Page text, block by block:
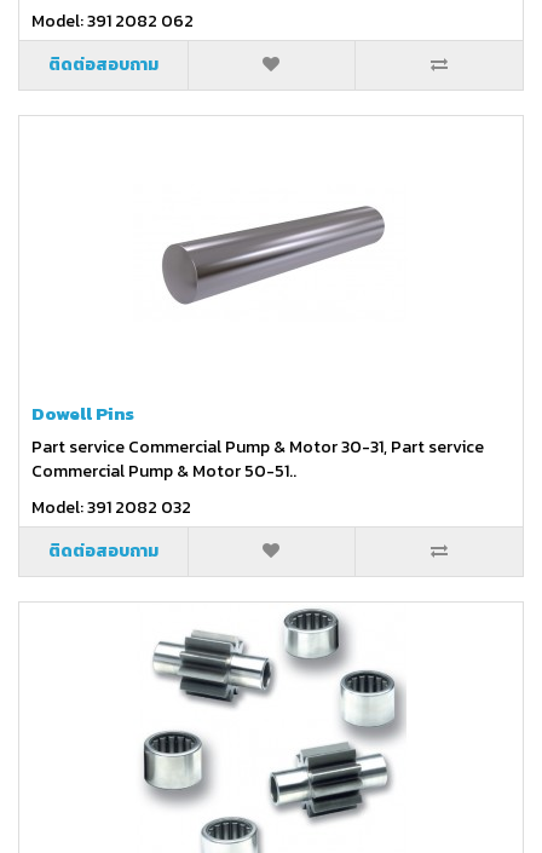
Model: 391 2082 062
ติดต่อสอบถาม
Dowell Pins
Part service Commercial Pump & Motor 30-31, Part service
Commercial Pump & Motor 50-51..
Model: 391 2082 032
ติดต่อสอบถาม